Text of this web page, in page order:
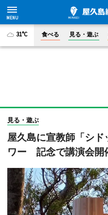
31°C 食べる 見る・遊ぶ
見る・遊ぶ
屋久島に宣教師「シ
ワー 記念で講演会開